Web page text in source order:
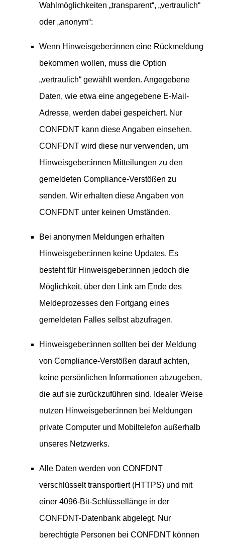
Wahlmöglichkeiten „transparent“, „vertraulich“
oder „anonym“:
Wenn Hinweisgeber:innen eine Rückmeldung
bekommen wollen, muss die Option
„vertraulich“ gewählt werden. Angegebene
Daten, wie etwa eine angegebene E-Mail-
Adresse, werden dabei gespeichert. Nur
CONFDNT kann diese Angaben einsehen.
CONFDNT wird diese nur verwenden, um
Hinweisgeber:innen Mitteilungen zu den
gemeldeten Compliance-Verstößen zu
senden. Wir erhalten diese Angaben von
CONFDNT unter keinen Umständen.
Bei anonymen Meldungen erhalten
Hinweisgeber:innen keine Updates. Es
besteht für Hinweisgeber:innen jedoch die
Möglichkeit, über den Link am Ende des
Meldeprozesses den Fortgang eines
gemeldeten Falles selbst abzufragen.
Hinweisgeber:innen sollten bei der Meldung
von Compliance-Verstößen darauf achten,
keine persönlichen Informationen abzugeben,
die auf sie zurückzuführen sind. Idealer Weise
nutzen Hinweisgeber:innen bei Meldungen
private Computer und Mobiltelefon außerhalb
unseres Netzwerks.
Alle Daten werden von CONFDNT
verschlüsselt transportiert (HTTPS) und mit
einer 4096-Bit-Schlüssellänge in der
CONFDNT-Datenbank abgelegt. Nur
berechtigte Personen bei CONFDNT können